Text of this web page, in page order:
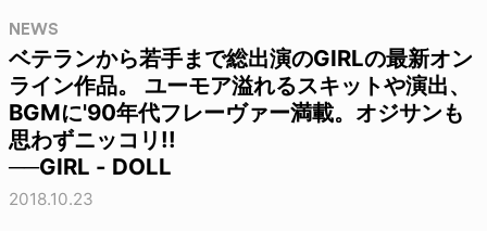
NEWS
ベテランから若手まで総出演のGIRLの最新オン
ライン作品。 ユーモア溢れるスキットや演出、
BGMに'90年代フレーヴァー満載。オジサンも
思わずニッコリ!!
──GIRL - DOLL
2018.10.23